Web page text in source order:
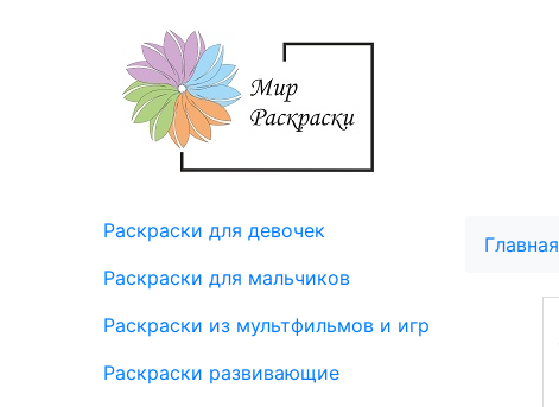
Раскраски для девочек
Раскраски для мальчиков
Раскраски из мультфильмов и игр
Раскраски развивающие
Главная